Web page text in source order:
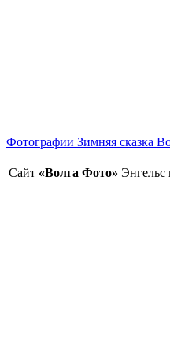
Фотографии Зимняя сказка
Сайт «Волга Фото» Энгельс